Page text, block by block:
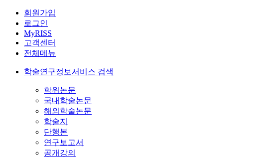
회원가입
로그인
MyRISS
고객센터
전체메뉴
학술연구정보서비스 검색
학위논문
국내학술논문
해외학술논문
학술지
단행본
연구보고서
공개강의